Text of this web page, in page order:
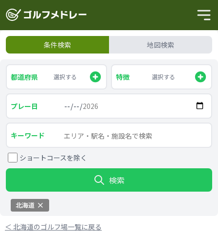
条件検索 地図検索
都道府県 選択する 特徴 選択する
プレー日
キーワード
ショートコースを除く
検索
北海道
＜ 北海道のゴルフ場一覧に戻る